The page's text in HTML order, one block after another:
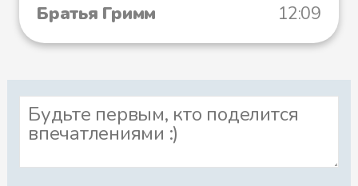
хорошая, примерная и делала
все, что ей старуха приказывала.
Перину и подушки она так
сильно взбивала, что перья,
словно хлопья снега, летели во
все стороны.
Братья Гримм
12:09